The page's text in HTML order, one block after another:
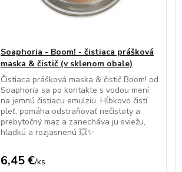
Soaphoria - Boom! - čistiaca prášková
maska & čistič (v sklenom obale)
Čistiaca prášková maska & čistič Boom! od
Soaphoria sa po kontakte s vodou mení
na jemnú čistiacu emulziu. Hĺbkovo čistí
pleť, pomáha odstraňovať nečistoty a
prebytočný maz a zanecháva ju sviežu,
hladkú a rozjasnenú 💥✨
6,45 €/ks